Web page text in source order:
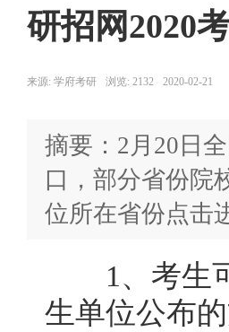
研招网2020
来源: 学府考研 浏览: 2132 2020-02-21
摘要：2月20日
口，部分省份院
位所在省份点击
1、考生可
生单位公布